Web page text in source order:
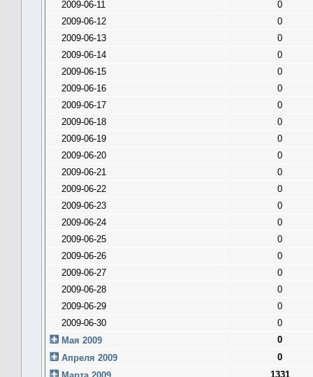
2009-06-11
0
2009-06-12
0
2009-06-13
0
2009-06-14
0
2009-06-15
0
2009-06-16
0
2009-06-17
0
2009-06-18
0
2009-06-19
0
2009-06-20
0
2009-06-21
0
2009-06-22
0
2009-06-23
0
2009-06-24
0
2009-06-25
0
2009-06-26
0
2009-06-27
0
2009-06-28
0
2009-06-29
0
2009-06-30
0
Мая 2009
0
Апреля 2009
0
1331